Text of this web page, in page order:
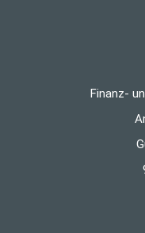
Finanz-